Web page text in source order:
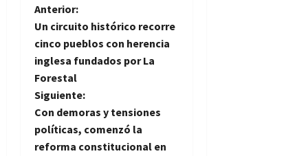
N
a
v
e
g
Anterior:
Un circuito histórico recorre
cinco pueblos con herencia
inglesa fundados por La
Forestal
Siguiente:
Con demoras y tensiones
políticas, comenzó la
reforma constitucional en